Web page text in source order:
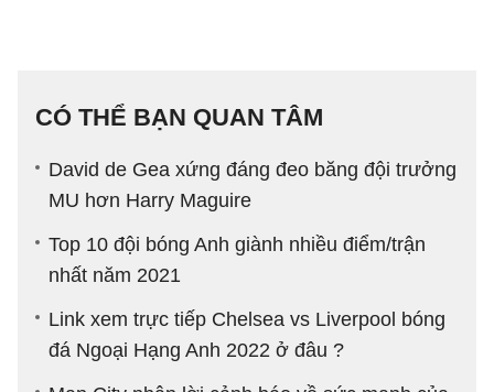
CÓ THỂ BẠN QUAN TÂM
David de Gea xứng đáng đeo băng đội trưởng
MU hơn Harry Maguire
Top 10 đội bóng Anh giành nhiều điểm/trận
nhất năm 2021
Link xem trực tiếp Chelsea vs Liverpool bóng
đá Ngoại Hạng Anh 2022 ở đâu ?